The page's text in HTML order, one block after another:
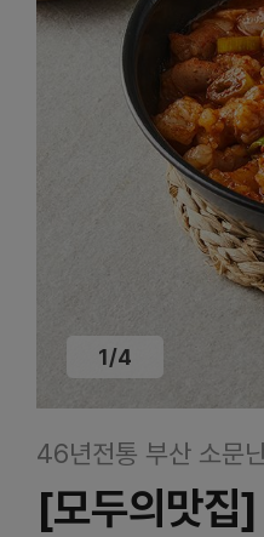
1/4
46년전통 부산 소문
[모두의맛